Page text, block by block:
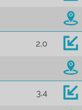
2,0
3,4